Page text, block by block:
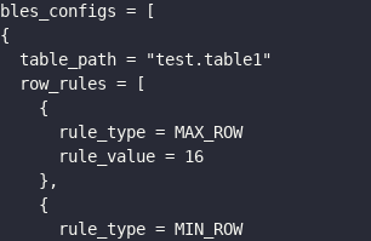
= [
table_path = "test.table1"
row_rules = [
{
rule_type = MAX_ROW
rule_value = 16
},
{
rule_type = MIN_ROW